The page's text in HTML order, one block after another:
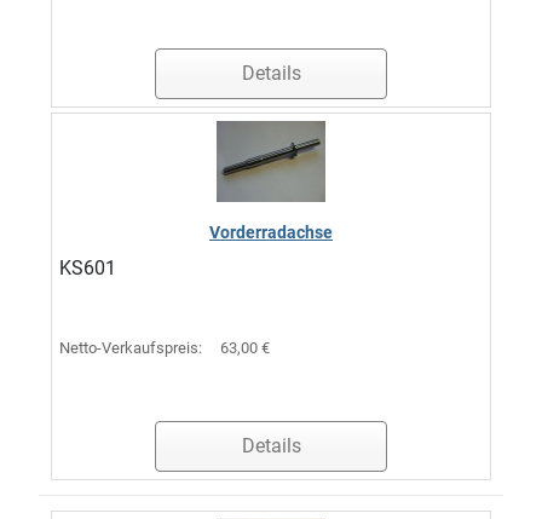
Details
Vorderradachse
KS601
Netto-Verkaufspreis: 63,00 €
Details